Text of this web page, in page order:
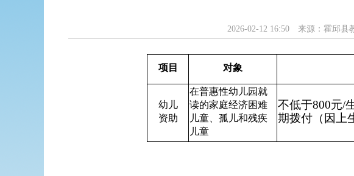
2026-02-12 16:50 来源：霍邱县
项目 对象
幼儿
资助
在普惠性幼儿园就
读的家庭经济困难
儿童、孤儿和残疾
儿童
不低于800元/
期拨付 （因